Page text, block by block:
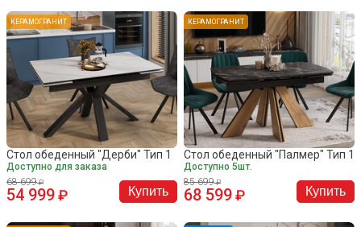
КЕРАМОГРАНИТ
Стол обеденный "Дерби" Тип 1
Доступно для заказа
68 699
54 999 Купить
КЕРАМОГРАНИТ
Стол обеденный "Палмер" Тип 1
Доступно 5шт.
85 699
68 599 Купить